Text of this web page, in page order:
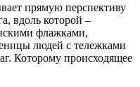
прямую перспективу
вдоль которой –
флажками,
людей с тележками
Которому происходящее